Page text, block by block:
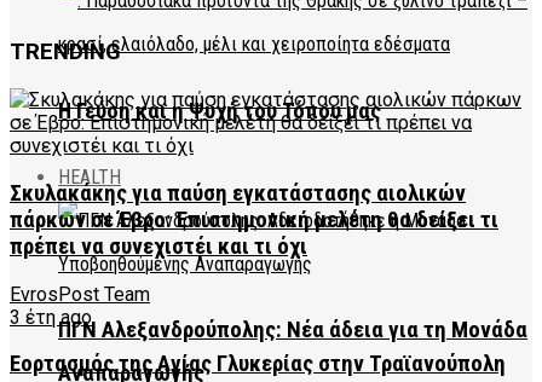
Η Γεύση και η Ψυχή του Τόπου μας
HEALTH
ΠΓΝ Αλεξανδρούπολης: Νέα άδεια για τη Μονάδα
Αναπαραγωγής
TRENDING
Σκυλακάκης για παύση εγκατάστασης αιολικών
πάρκων σε Έβρο: Επιστημονική μελέτη θα δείξει τι
πρέπει να συνεχιστέι και τι όχι
EvrosPost Team
3 έτη ago
Εορτασμός της Αγίας Γλυκερίας στην Τραϊανούπολη